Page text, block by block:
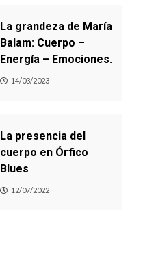
La grandeza de María
Balam: Cuerpo –
Energía – Emociones.
14/03/2023
La presencia del
cuerpo en Órfico
Blues
12/07/2022